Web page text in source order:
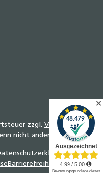
zzgl. Versandkosten
nicht anders angegeben.
Barrierefreiheitserklärung
✕